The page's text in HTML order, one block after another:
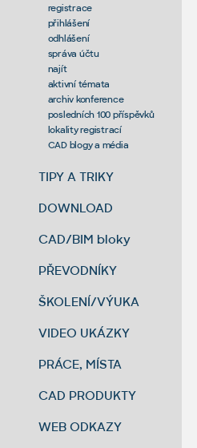
registrace
přihlášení
odhlášení
správa účtu
najít
aktivní témata
archiv konference
posledních 100 příspěvků
lokality registrací
CAD blogy a média
TIPY A TRIKY
DOWNLOAD
CAD/BIM bloky
PŘEVODNÍKY
ŠKOLENÍ/VÝUKA
VIDEO UKÁZKY
PRÁCE, MÍSTA
CAD PRODUKTY
WEB ODKAZY